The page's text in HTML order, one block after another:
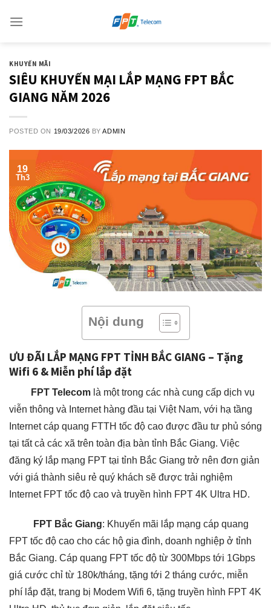
KHUYẾN MÃI
SIÊU KHUYẾN MẠI LẮP MẠNG FPT BẮC
GIANG NĂM 2026
POSTED ON 19/03/2026 BYADMIN
19
Th3
Nội dung
ƯU ĐÃI LẮP MẠNG FPT TỈNH BẮC GIANG – Tặng
Wifi 6 & Miễn phí lắp đặt
FPT Telecom là một trong các nhà cung cấp dịch vụ
viễn thông và Internet hàng đầu tại Việt Nam, với hạ tầng
Internet cáp quang FTTH tốc độ cao được đầu tư phủ sóng
tại tất cả các xã trên toàn địa bàn tỉnh Bắc Giang. Việc
đăng ký lắp mạng FPT tại tỉnh Bắc Giang trở nên đơn giản
với giá thành siêu rẻ quý khách sẽ được trải nghiệm
Internet FPT tốc độ cao và truyền hình FPT 4K Ultra HD.
FPT Bắc Giang: Khuyến mãi lắp mạng cáp quang
FPT tốc độ cao cho các hộ gia đình, doanh nghiệp ở tỉnh
Bắc Giang. Cáp quang FPT tốc độ từ 300Mbps tới 1Gbps
giá cước chỉ từ 180k/tháng, tặng tới 2 tháng cước, miễn
phí lắp đặt, trang bị Modem Wifi 6, tặng truyền hình FPT 4K